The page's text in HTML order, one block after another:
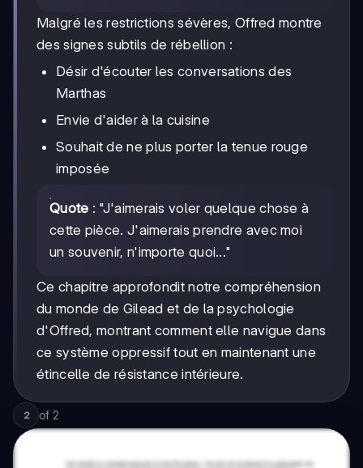
Malgré les restrictions sévères, Offred montre
des signes subtils de rébellion :
Désir d'écouter les conversations des
Marthas
Envie d'aider à la cuisine
Souhait de ne plus porter la tenue rouge
imposée
Quote : "J'aimerais voler quelque chose à
cette pièce. J'aimerais prendre avec moi
un souvenir, n'importe quoi..."
Ce chapitre approfondit notre compréhension
du monde de Gilead et de la psychologie
d'Offred, montrant comment elle navigue dans
ce système oppressif tout en maintenant une
étincelle de résistance intérieure.
2 of 2